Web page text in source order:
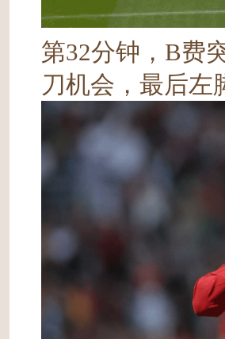
第32分钟，B费
刀机会，最后左